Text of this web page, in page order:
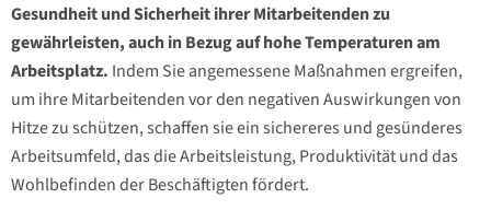
Gesundheit und Sicherheit ihrer Mitarbeitenden zu
gewährleisten, auch in Bezug auf hohe Temperaturen am
Arbeitsplatz. Indem Sie angemessene Maßnahmen ergreifen,
um ihre Mitarbeitenden vor den negativen Auswirkungen von
Hitze zu schützen, schaffen sie ein sichereres und gesünderes
Arbeitsumfeld, das die Arbeitsleistung, Produktivität und das
Wohlbefinden der Beschäftigten fördert.